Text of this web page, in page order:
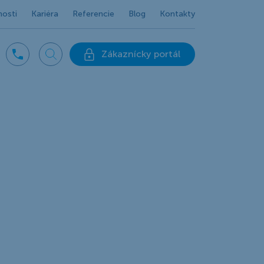
Zákaznícky portál
Kariéra Referencie Blog Kontakty